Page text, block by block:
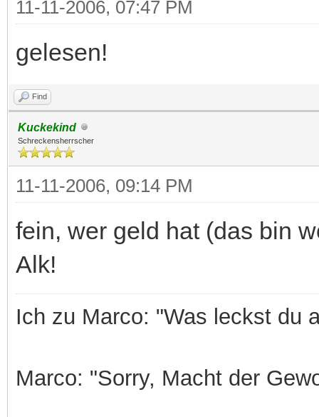
11-11-2006, 07:47 PM
gelesen!
Find
Kuckekind
Schreckensherrscher
11-11-2006, 09:14 PM
fein, wer geld hat (das bin
Alk!
Ich zu Marco: "Was leckst du
Marco: "Sorry, Macht der